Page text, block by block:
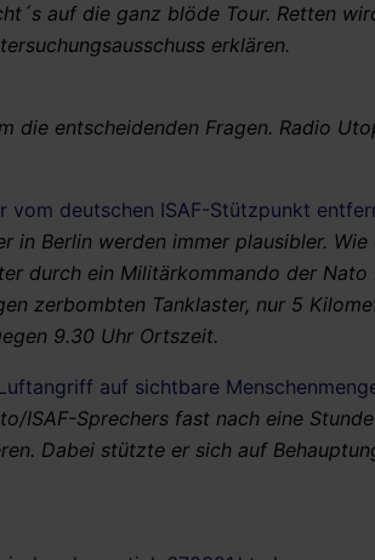
auf die ganz blöde Tour. Retten
erklären.
die entscheidenden Fragen. Radio
vom deutschen ISAF-Stützpunkt
in Berlin werden immer plausibler. Wie
durch ein Militärkommando der Nato
zerbombten Tanklaster, nur 5
9.30 Uhr Ortszeit.
auf sichtbare
ISAF-Sprechers fast nach eine
Dabei stützte er sich auf